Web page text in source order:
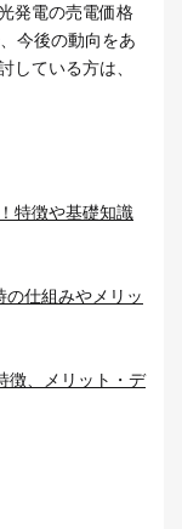
発電の売電価格
今後の動向をあ
している方は、
特徴や基礎知識
仕組みやメリッ
徴、メリット・デ